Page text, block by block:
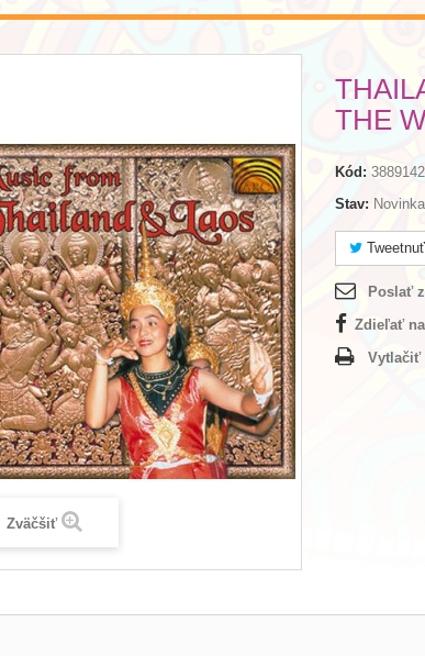
Zväčšiť
THE
Kód: 3889142
Stav: Novinka
Tweetnuť
Poslať
Zdieľať
Vytlačiť